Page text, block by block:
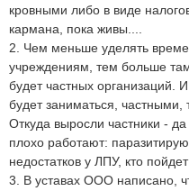
кровными либо в виде
кармана, пока живы....
2. Чем меньше уделять
учреждениям, тем больше
будет частных организаций.
будет заниматься, частными,
Откуда выросли частники - да
плохо работают:
недостатков у ЛПУ, кто
3. В уставах ООО написано,